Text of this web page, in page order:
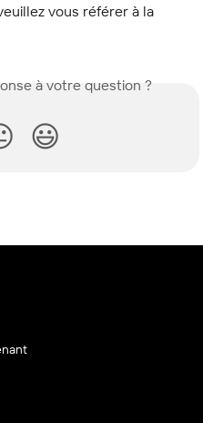
vous référer à la
à votre question ?
😃